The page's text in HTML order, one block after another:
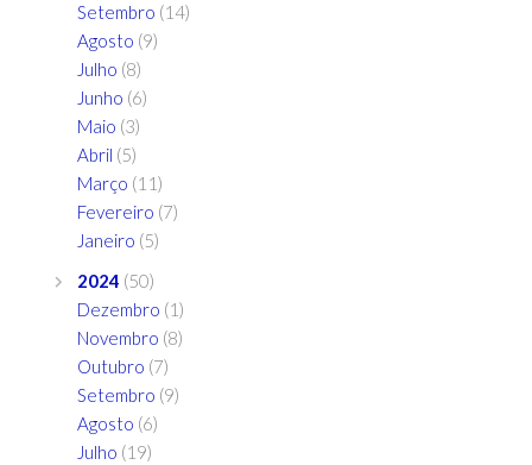
Setembro (14)
Agosto (9)
Julho (8)
Junho (6)
Maio (3)
Abril (5)
Março (11)
Fevereiro (7)
Janeiro (5)
2024 (50)
Dezembro (1)
Novembro (8)
Outubro (7)
Setembro (9)
Agosto (6)
Julho (19)